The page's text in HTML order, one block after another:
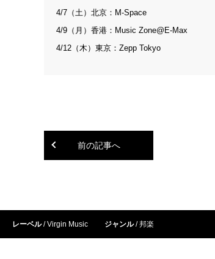
4/7（土）北京：M-Space
4/9（月）香港：Music Zone@E-Max
4/12（木）東京：Zepp Tokyo
前の記事へ
レーベル Virgin Music ジャンル 邦楽